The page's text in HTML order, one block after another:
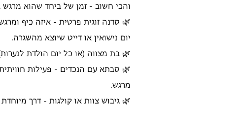
והכי חשוב - זמן של ביחד שהוא מרגש
🌿 סדנה זוגית פרטית - איזה כיף
יום נישואין או דייט שיוצא מהשגרה.
🌿 בת מצווה (או כל יום הולדת
🌿 סבתא עם הנכדים - פעילות
מרגש.
🌿 גיבוש צוות או קולגות - דרך